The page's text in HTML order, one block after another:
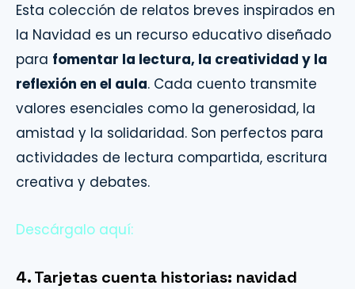
Esta colección de relatos breves inspirados en
la Navidad es un recurso educativo diseñado
para fomentar la lectura, la creatividad y la
reflexión en el aula. Cada cuento transmite
valores esenciales como la generosidad, la
amistad y la solidaridad. Son perfectos para
actividades de lectura compartida, escritura
creativa y debates.
Descárgalo aquí:
4. Tarjetas cuenta historias: navidad